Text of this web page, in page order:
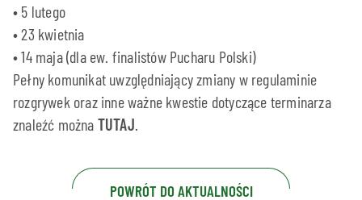
• 5 lutego
• 23 kwietnia
• 14 maja (dla ew. finalistów Pucharu Polski)
Pełny komunikat uwzględniający zmiany w regulaminie
rozgrywek oraz inne ważne kwestie dotyczące terminarza
znaleźć można TUTAJ.
POWRÓT DO AKTUALNOŚCI